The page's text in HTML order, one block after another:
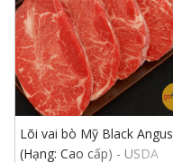
Lõi vai bò Mỹ Black Angus
(Hạng: Cao cấp) - USDA